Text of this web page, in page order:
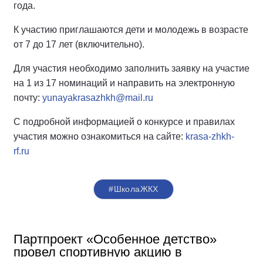
года.
К участию приглашаются дети и молодежь в возрасте
от 7 до 17 лет (включительно).
Для участия необходимо заполнить заявку на участие
на 1 из 17 номинаций и направить на электронную
почту: yunayakrasazhkh@mail.ru
С подробной информацией о конкурсе и правилах
участия можно ознакомиться на сайте: krasa-zhkh-
rf.ru
#ШколаЖКХ
Партпроект «Особенное детство»
провел спортивную акцию в